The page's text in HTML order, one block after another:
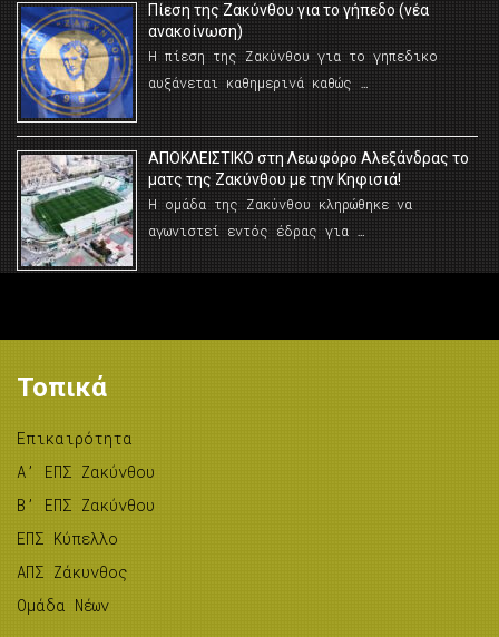
Πίεση της Ζακύνθου για το γήπεδο (νέα
ανακοίνωση)
Η πίεση της Ζακύνθου για το γηπεδικο
αυξάνεται καθημερινά καθώς …
AΠΟΚΛΕΙΣΤΙΚΟ στη Λεωφόρο Αλεξάνδρας το
ματς της Ζακύνθου με την Κηφισιά!
Η ομάδα της Ζακύνθου κληρώθηκε να
αγωνιστεί εντός έδρας για …
Τοπικά
Επικαιρότητα
A’ ΕΠΣ Ζακύνθου
B’ ΕΠΣ Ζακύνθου
ΕΠΣ Κύπελλο
ΑΠΣ Ζάκυνθος
Ομάδα Νέων